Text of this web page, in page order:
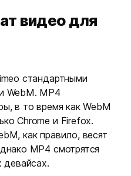
видео для
стандартными
WebM. MP4
в то время как WebM
Chrome и Firefox.
как правило, весят
MP4 смотрятся
девайсах.